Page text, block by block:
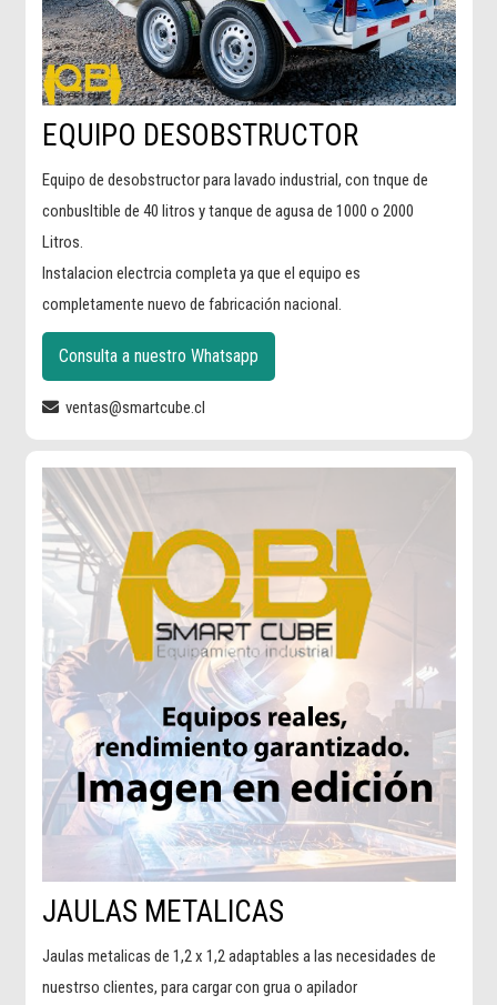
EQUIPO DESOBSTRUCTOR
Equipo de desobstructor para lavado industrial, con tnque de
conbusltible de 40 litros y tanque de agusa de 1000 o 2000
Litros.
Instalacion electrcia completa ya que el equipo es
completamente nuevo de fabricación nacional.
Consulta a nuestro Whatsapp
ventas@smartcube.cl
JAULAS METALICAS
Jaulas metalicas de 1,2 x 1,2 adaptables a las necesidades de
nuestrso clientes, para cargar con grua o apilador